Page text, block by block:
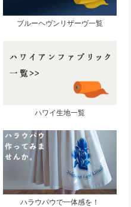
ブルーヘヴンリザーヴ一覧
ハワイ生地一覧
ハラウパウで一体感を！